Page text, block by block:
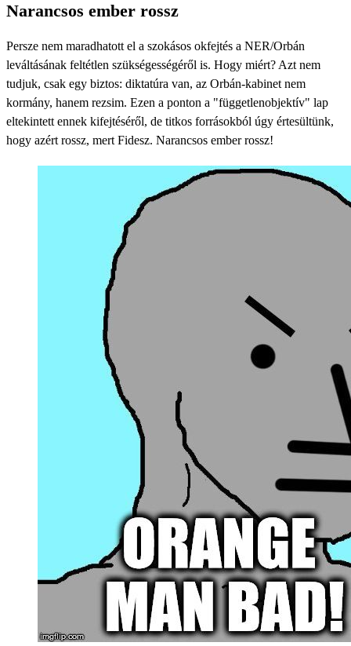
Narancsos ember rossz
Persze nem maradhatott el a szokásos okfejtés a NER/Orbán
leváltásának feltétlen szükségességéről is. Hogy miért? Azt nem
tudjuk, csak egy biztos: diktatúra van, az Orbán-kabinet nem
kormány, hanem rezsim. Ezen a ponton a "függetlenobjektív" lap
eltekintett ennek kifejtéséről, de titkos forrásokból úgy értesültünk,
hogy azért rossz, mert Fidesz. Narancsos ember rossz!